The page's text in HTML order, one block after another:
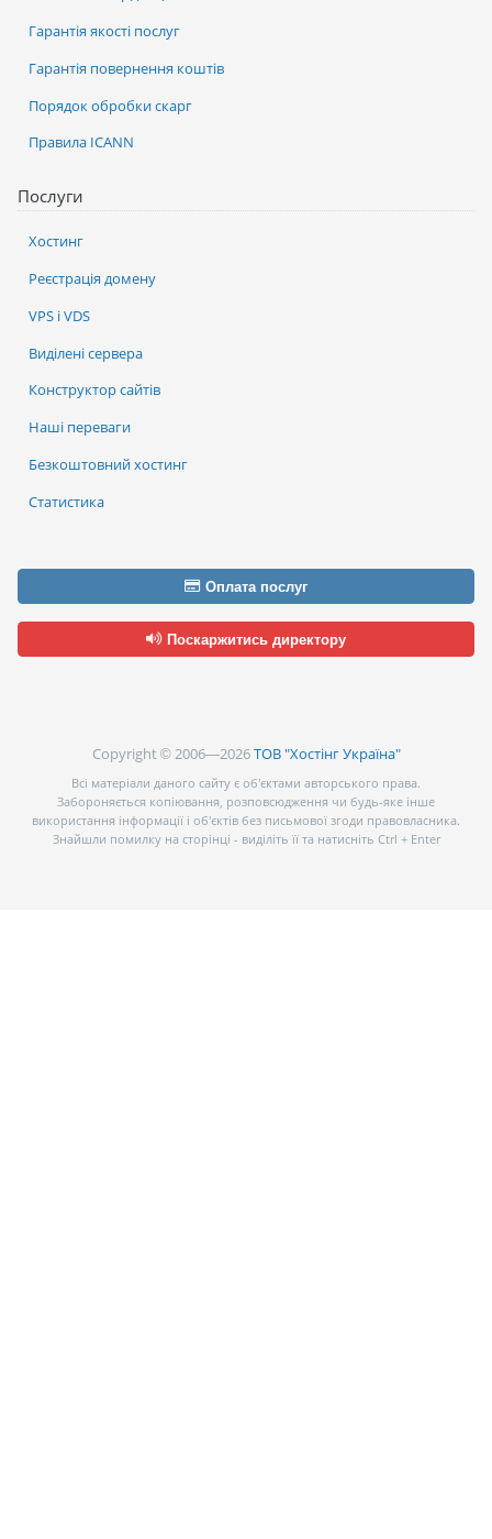
Послуги
Хостинг
Реєстрація домену
VPS і VDS
Виділені сервера
Конструктор сайтів
Наші переваги
Безкоштовний хостинг
Статистика
Гарантія якості послуг
Гарантія повернення коштів
Порядок обробки скарг
Правила ICANN
Оплата послуг
Поскаржитись директору
Copyright © 2006—2026ТОВ "Хостінг Україна"
Всі матеріали даного сайту є об’єктами авторського права.
Забороняється копіювання, розповсюдження чи будь-яке інше
використання інформації і об’єктів без письмової згоди правовласника.
Знайшли помилку на сторінці - виділіть її та натисніть Ctrl + Enter